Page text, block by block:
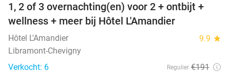
32%
TODAY
1, 2 of 3 overnachting(en) voor 2 + ontbijt +
wellness + meer bij Hôtel L'Amandier
Hôtel L'Amandier 9.9 star
Libramont-Chevigny
Verkocht: 6
Regulier €191